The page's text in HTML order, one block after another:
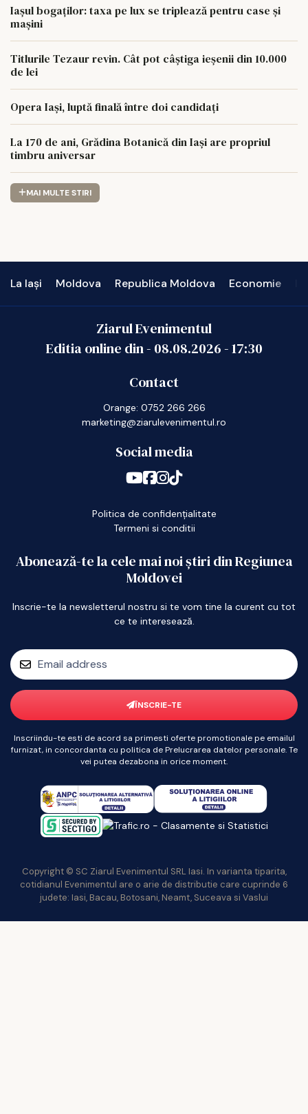
Iașul bogaților: taxa pe lux se triplează pentru case și
mașini
Titlurile Tezaur revin. Cât pot câștiga ieșenii din 10.000
de lei
Opera Iași, luptă finală între doi candidați
La 170 de ani, Grădina Botanică din Iași are propriul
timbru aniversar
MAI MULTE STIRI
La Iași Moldova Republica Moldova Economie
Ziarul Evenimentul
Editia online din - 08.08.2026-17:30
Contact
Orange: 0752 266 266
marketing@ziarulevenimentul.ro
Social media
Politica de confidențialitate
Termeni si conditii
Abonează-te la cele mai noi știri din Regiunea
Moldovei
Inscrie-te la newsletterul nostru si te vom tine la curent cu tot
ce te interesează.
ÎNSCRIE-TE
Inscriindu-te esti de acord sa primesti oferte promotionale pe emailul
furnizat, in concordanta cu politica de Prelucrarea datelor personale. Te
vei putea dezabona in orice moment.
Copyright © SC Ziarul Evenimentul SRL Iasi. In varianta tiparita,
cotidianul Evenimentul are o arie de distributie care cuprinde 6
judete: Iasi, Bacau, Botosani, Neamt, Suceava si Vaslui